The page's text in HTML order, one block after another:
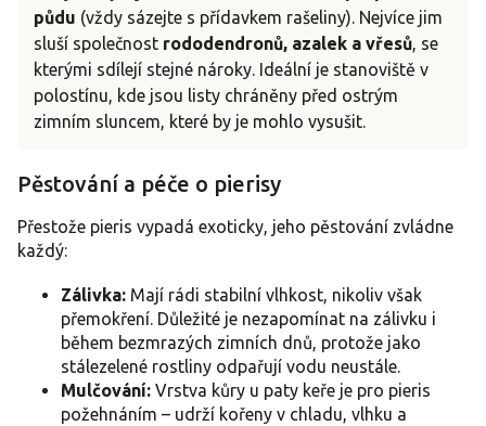
půdu (vždy sázejte s přídavkem rašeliny). Nejvíce jim
sluší společnost rododendronů, azalek a vřesů, se
kterými sdílejí stejné nároky. Ideální je stanoviště v
polostínu, kde jsou listy chráněny před ostrým
zimním sluncem, které by je mohlo vysušit.
Pěstování a péče o pierisy
Přestože pieris vypadá exoticky, jeho pěstování zvládne
každý:
Zálivka: Mají rádi stabilní vlhkost, nikoliv však
přemokření. Důležité je nezapomínat na zálivku i
během bezmrazých zimních dnů, protože jako
stálezelené rostliny odpařují vodu neustále.
Mulčování: Vrstva kůry u paty keře je pro pieris
požehnáním – udrží kořeny v chladu, vlhku a